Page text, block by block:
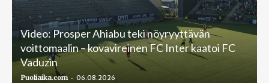
Video: Prosper Ahiabu teki nöyryyttävän
voittomaalin – kovavireinen FC Inter kaatoi FC
Vaduzin
Puoliaika.com - 06.08.2026